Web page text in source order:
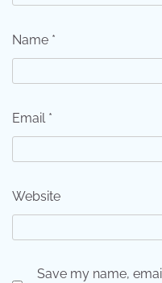
Name *
Email *
Website
Save my name,